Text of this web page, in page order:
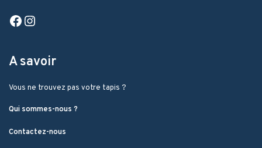
Facebook
A savoir
Vous ne trouvez pas votre tapis ?
Qui sommes-nous ?
Contactez-nous